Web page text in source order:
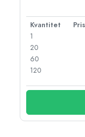
Kvantitet
1
20
60
120